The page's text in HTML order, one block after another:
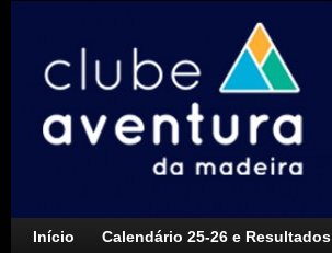
Início Calendário 25-26 e Resultados